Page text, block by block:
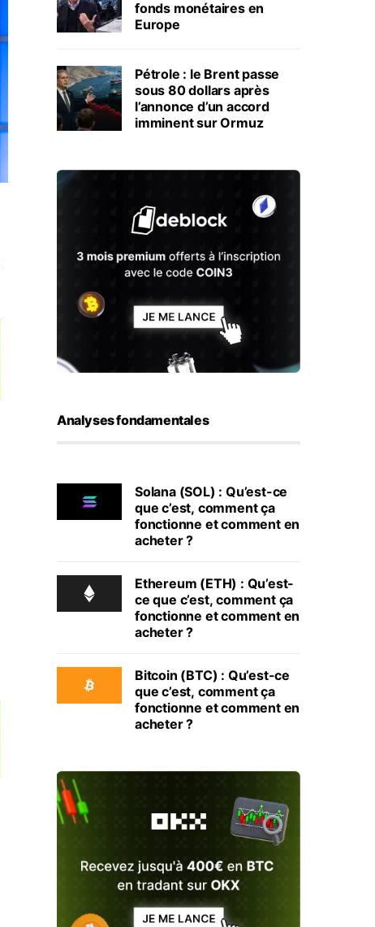
fonds monétaires en
Europe
Pétrole : le Brent passe
sous 80 dollars après
l’annonce d’un accord
imminent sur Ormuz
Analyses fondamentales
Solana (SOL) : Qu’est-ce
que c’est, comment ça
fonctionne et comment en
acheter ?
Ethereum (ETH) : Qu’est-
ce que c’est, comment ça
fonctionne et comment en
acheter ?
Bitcoin (BTC) : Qu’est-ce
que c’est, comment ça
fonctionne et comment en
acheter ?